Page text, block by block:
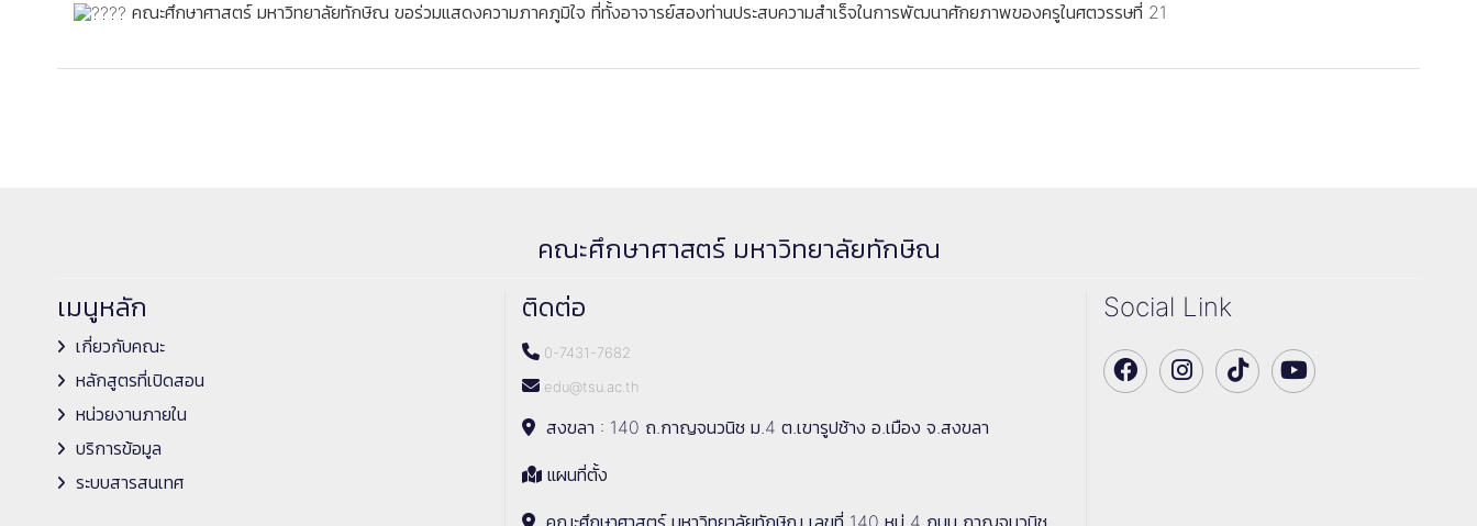
คณะศึกษาศาสตร์ มหาวิทยาลัยทักษิณ ขอร่วมแสดงความภาคภูมิใจ ที่ทั้งอาจารย์สองท่านประสบความสำเร็จในการพัฒนาศักยภาพของครูในศตวรรษที่ 21
คณะศึกษาศาสตร์ มหาวิทยาลัยทักษิณ
เมนูหลัก
เกี่ยวกับคณะ
หลักสูตรที่เปิดสอน
หน่วยงานภายใน
บริการข้อมูล
ระบบสารสนเทศ
ติดต่อ
0-7431-7682
edu@tsu.ac.th
สงขลา : 140 ถ.กาญจนวนิช ม.4 ต.เขารูปช้าง อ.เมือง จ.สงขลา
แผนที่ตั้ง
Social Link